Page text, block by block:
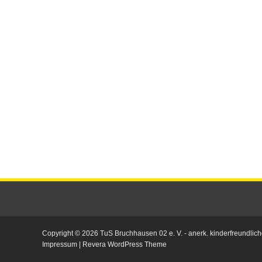
Copyright © 2026 TuS Bruchhausen 02 e. V. - anerk.
Impressum
Revera WordPress Theme